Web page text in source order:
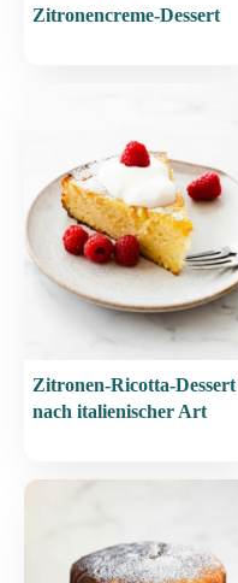
Zitronencreme-Dessert
Zitronen-Ricotta-Dessert
nach italienischer Art